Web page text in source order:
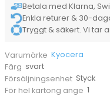
Betala med Klarna,
Enkla returer & 30-
Tryggt & säkert. Vi tar
Varumärke Kyocera
Färg svart
Försäljningsenhet Styck
För hel kartong ange 1